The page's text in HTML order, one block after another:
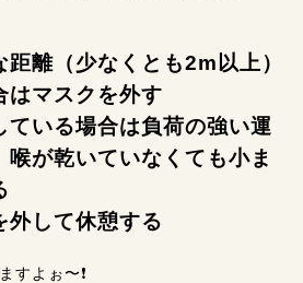
離（少なくとも2m以上）
はマスクを外す
いる場合は負荷の強い運
が乾いていなくても小ま
して休憩する
すよぉ〜❗